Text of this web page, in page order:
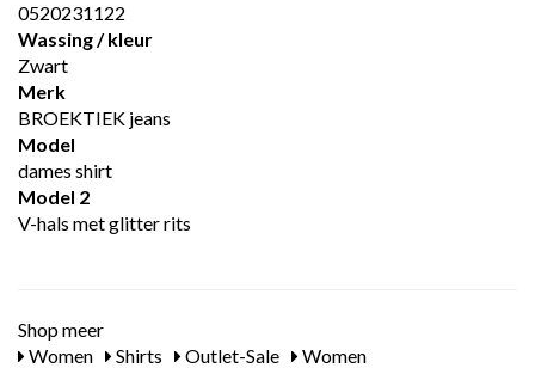
0520231122
Wassing / kleur
Zwart
Merk
BROEKTIEK jeans
Model
dames shirt
Model 2
V-hals met glitter rits
Shop meer
Women
Shirts Outlet-Sale Women